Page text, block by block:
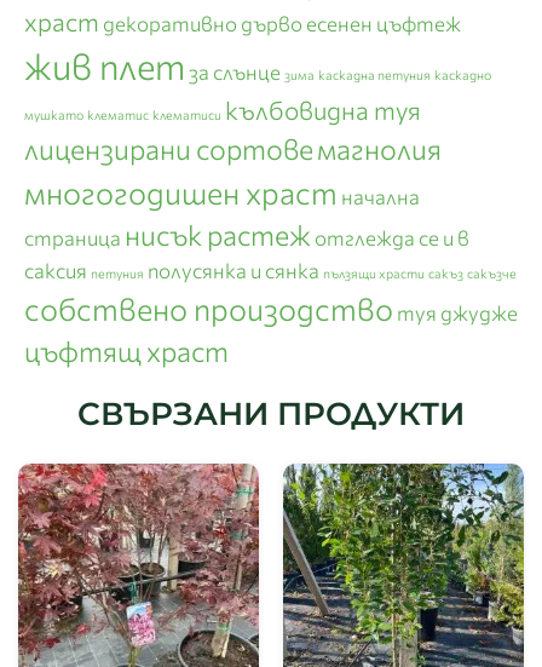
храст декоративно дърво есенен цъфтеж
жив плет за слънце зима каскадна петуния каскадно
мушкато клематис клематиси кълбовидна туя
лицензирани сортовемагнолия
многогодишен храст начална
страница нисък растеж отглежда се и в
саксия петуния полусянка и сянка пълзящи храсти сакъз сакъзче
собствено произодство туя джудже
цъфтящ храст
СВЪРЗАНИ ПРОДУКТИ